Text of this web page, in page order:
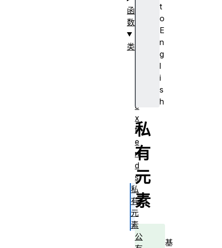
t
o
E
n
g
l
i
s
h
私
有
元
素
基
函
数
类
e
x
t
e
n
d
s
私
有
元
素
公